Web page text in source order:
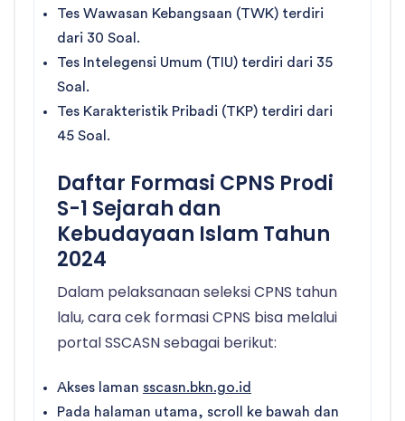
Tes Wawasan Kebangsaan (TWK) terdiri
dari 30 Soal.
Tes Intelegensi Umum (TIU) terdiri dari 35
Soal.
Tes Karakteristik Pribadi (TKP) terdiri dari
45 Soal.
Daftar Formasi CPNS Prodi
S-1 Sejarah dan
Kebudayaan Islam Tahun
2024
Dalam pelaksanaan seleksi CPNS tahun
lalu, cara cek formasi CPNS bisa melalui
portal SSCASN sebagai berikut:
Akses laman sscasn.bkn.go.id
Pada halaman utama, scroll ke bawah dan